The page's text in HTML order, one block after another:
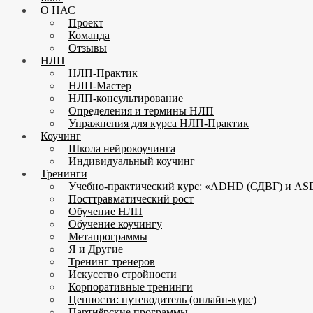
О НАС
Проект
Команда
Отзывы
НЛП
НЛП-Практик
НЛП-Мастер
НЛП-консультирование
Определения и термины НЛП
Упражнения для курса НЛП-Практик
Коучинг
Школа нейрокоучинга
Индивидуальный коучинг
Тренинги
Учебно-практический курс: «ADHD (СДВГ) и
Посттравматический рост
Обучение НЛП
Обучение коучингу
Метапрограммы
Я и Другие
Тренинг тренеров
Искусство стройности
Корпоративные тренинги
Ценности: путеводитель (онлайн-курс)